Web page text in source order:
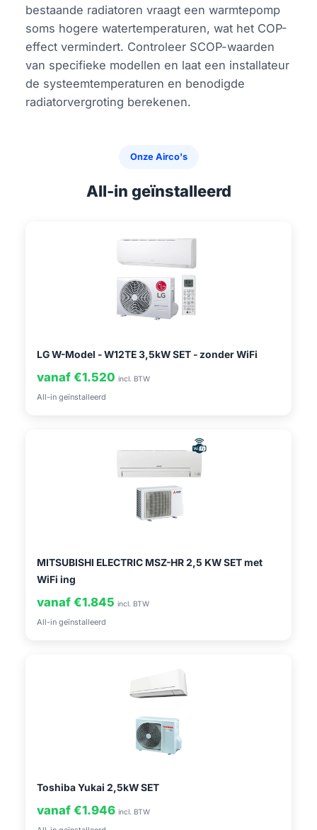
bestaande radiatoren vraagt een warmtepomp
soms hogere watertemperaturen, wat het COP-
effect vermindert. Controleer SCOP-waarden
van specifieke modellen en laat een installateur
de systeemtemperaturen en benodigde
radiatorvergroting berekenen.
Onze Airco's
All-in geïnstalleerd
LG W-Model - W12TE 3,5kW SET - zonder WiFi
vanaf €1.520 incl. BTW
All-in geïnstalleerd
MITSUBISHI ELECTRIC MSZ-HR 2,5 KW SET met
WiFi ing
vanaf €1.845 incl. BTW
All-in geïnstalleerd
Toshiba Yukai 2,5kW SET
vanaf €1.946 incl. BTW